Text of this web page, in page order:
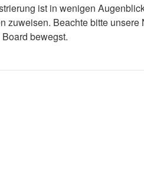
ist in wenigen
Beachte bitte
bewegst.